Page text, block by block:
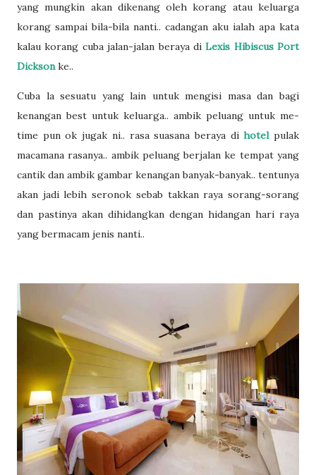
yang mungkin akan dikenang oleh korang atau keluarga
korang sampai bila-bila nanti.. cadangan aku ialah apa kata
kalau korang cuba jalan-jalan beraya diLexis Hibiscus Port
Dicksonke..
Cuba la sesuatu yang lain untuk mengisi masa dan bagi
kenangan best untuk keluarga.. ambik peluang untuk me-
time pun ok jugak ni.. rasa suasana beraya dihotel pulak
macamana rasanya.. ambik peluang berjalan ke tempat yang
cantik dan ambik gambar kenangan banyak-banyak.. tentunya
akan jadi lebih seronok sebab takkan raya sorang-sorang
dan pastinya akan dihidangkan dengan hidangan hari raya
yang bermacam jenis nanti..